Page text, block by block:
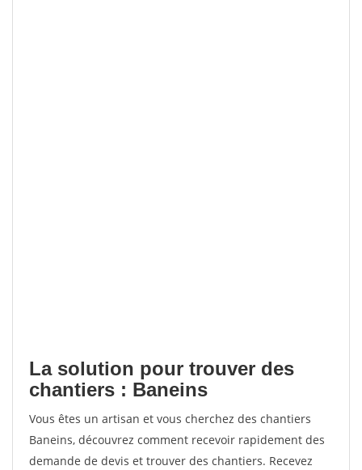
La solution pour trouver des
chantiers : Baneins
Vous êtes un artisan et vous cherchez des chantiers
Baneins, découvrez comment recevoir rapidement des
demande de devis et trouver des chantiers. Recevez